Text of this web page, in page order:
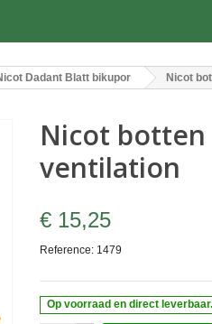
Dadant Blatt bikupor Nicot
Nicot
ventilation
€ 15,25
Reference: 1479
Op voorraad en direct leverbaar.